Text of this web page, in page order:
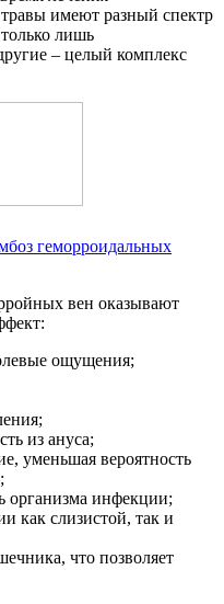
имеют разный спектр
лишь
– целый комплекс
геморроидальных
вен оказывают
ощущения;
из ануса;
уменьшая вероятность
организма инфекции;
как слизистой, так и
что позволяет